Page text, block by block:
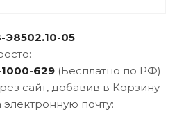
Э8502.10-05
629 (Бесплатно по РФ)
сайт, добавив в Корзину
почту: